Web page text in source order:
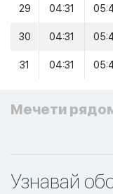
29 04:31
30 04:31
31 04:31
Мечети
Узнавай